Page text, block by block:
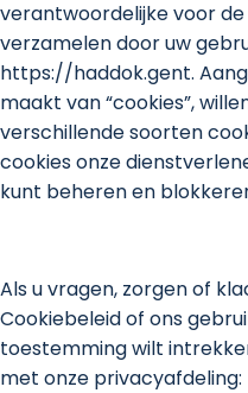
verantwoordelijke voor
verzamelen door uw
https://haddok.gent.
maakt van “cookies”,
verschillende soorten
cookies onze
kunt beheren en
Als u vragen, zorgen of
Cookiebeleid of ons
toestemming wilt
met onze privacyafdeling: